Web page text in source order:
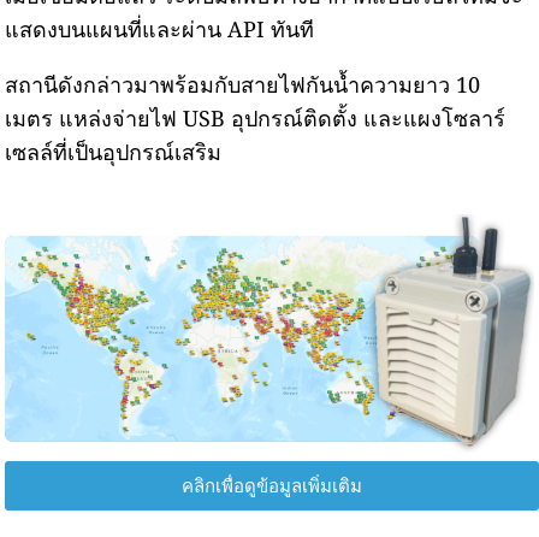
แสดงบนแผนที่และผ่าน API ทันที
สถานีดังกล่าวมาพร้อมกับสายไฟกันน้ำความยาว 10
เมตร แหล่งจ่ายไฟ USB อุปกรณ์ติดตั้ง และแผงโซลาร์
เซลล์ที่เป็นอุปกรณ์เสริม
คลิกเพื่อดูข้อมูลเพิ่มเติม